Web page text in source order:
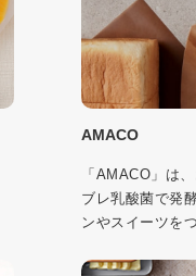
AMACO
「AMACO」は
ブレ乳酸菌で発
ンやスイーツを